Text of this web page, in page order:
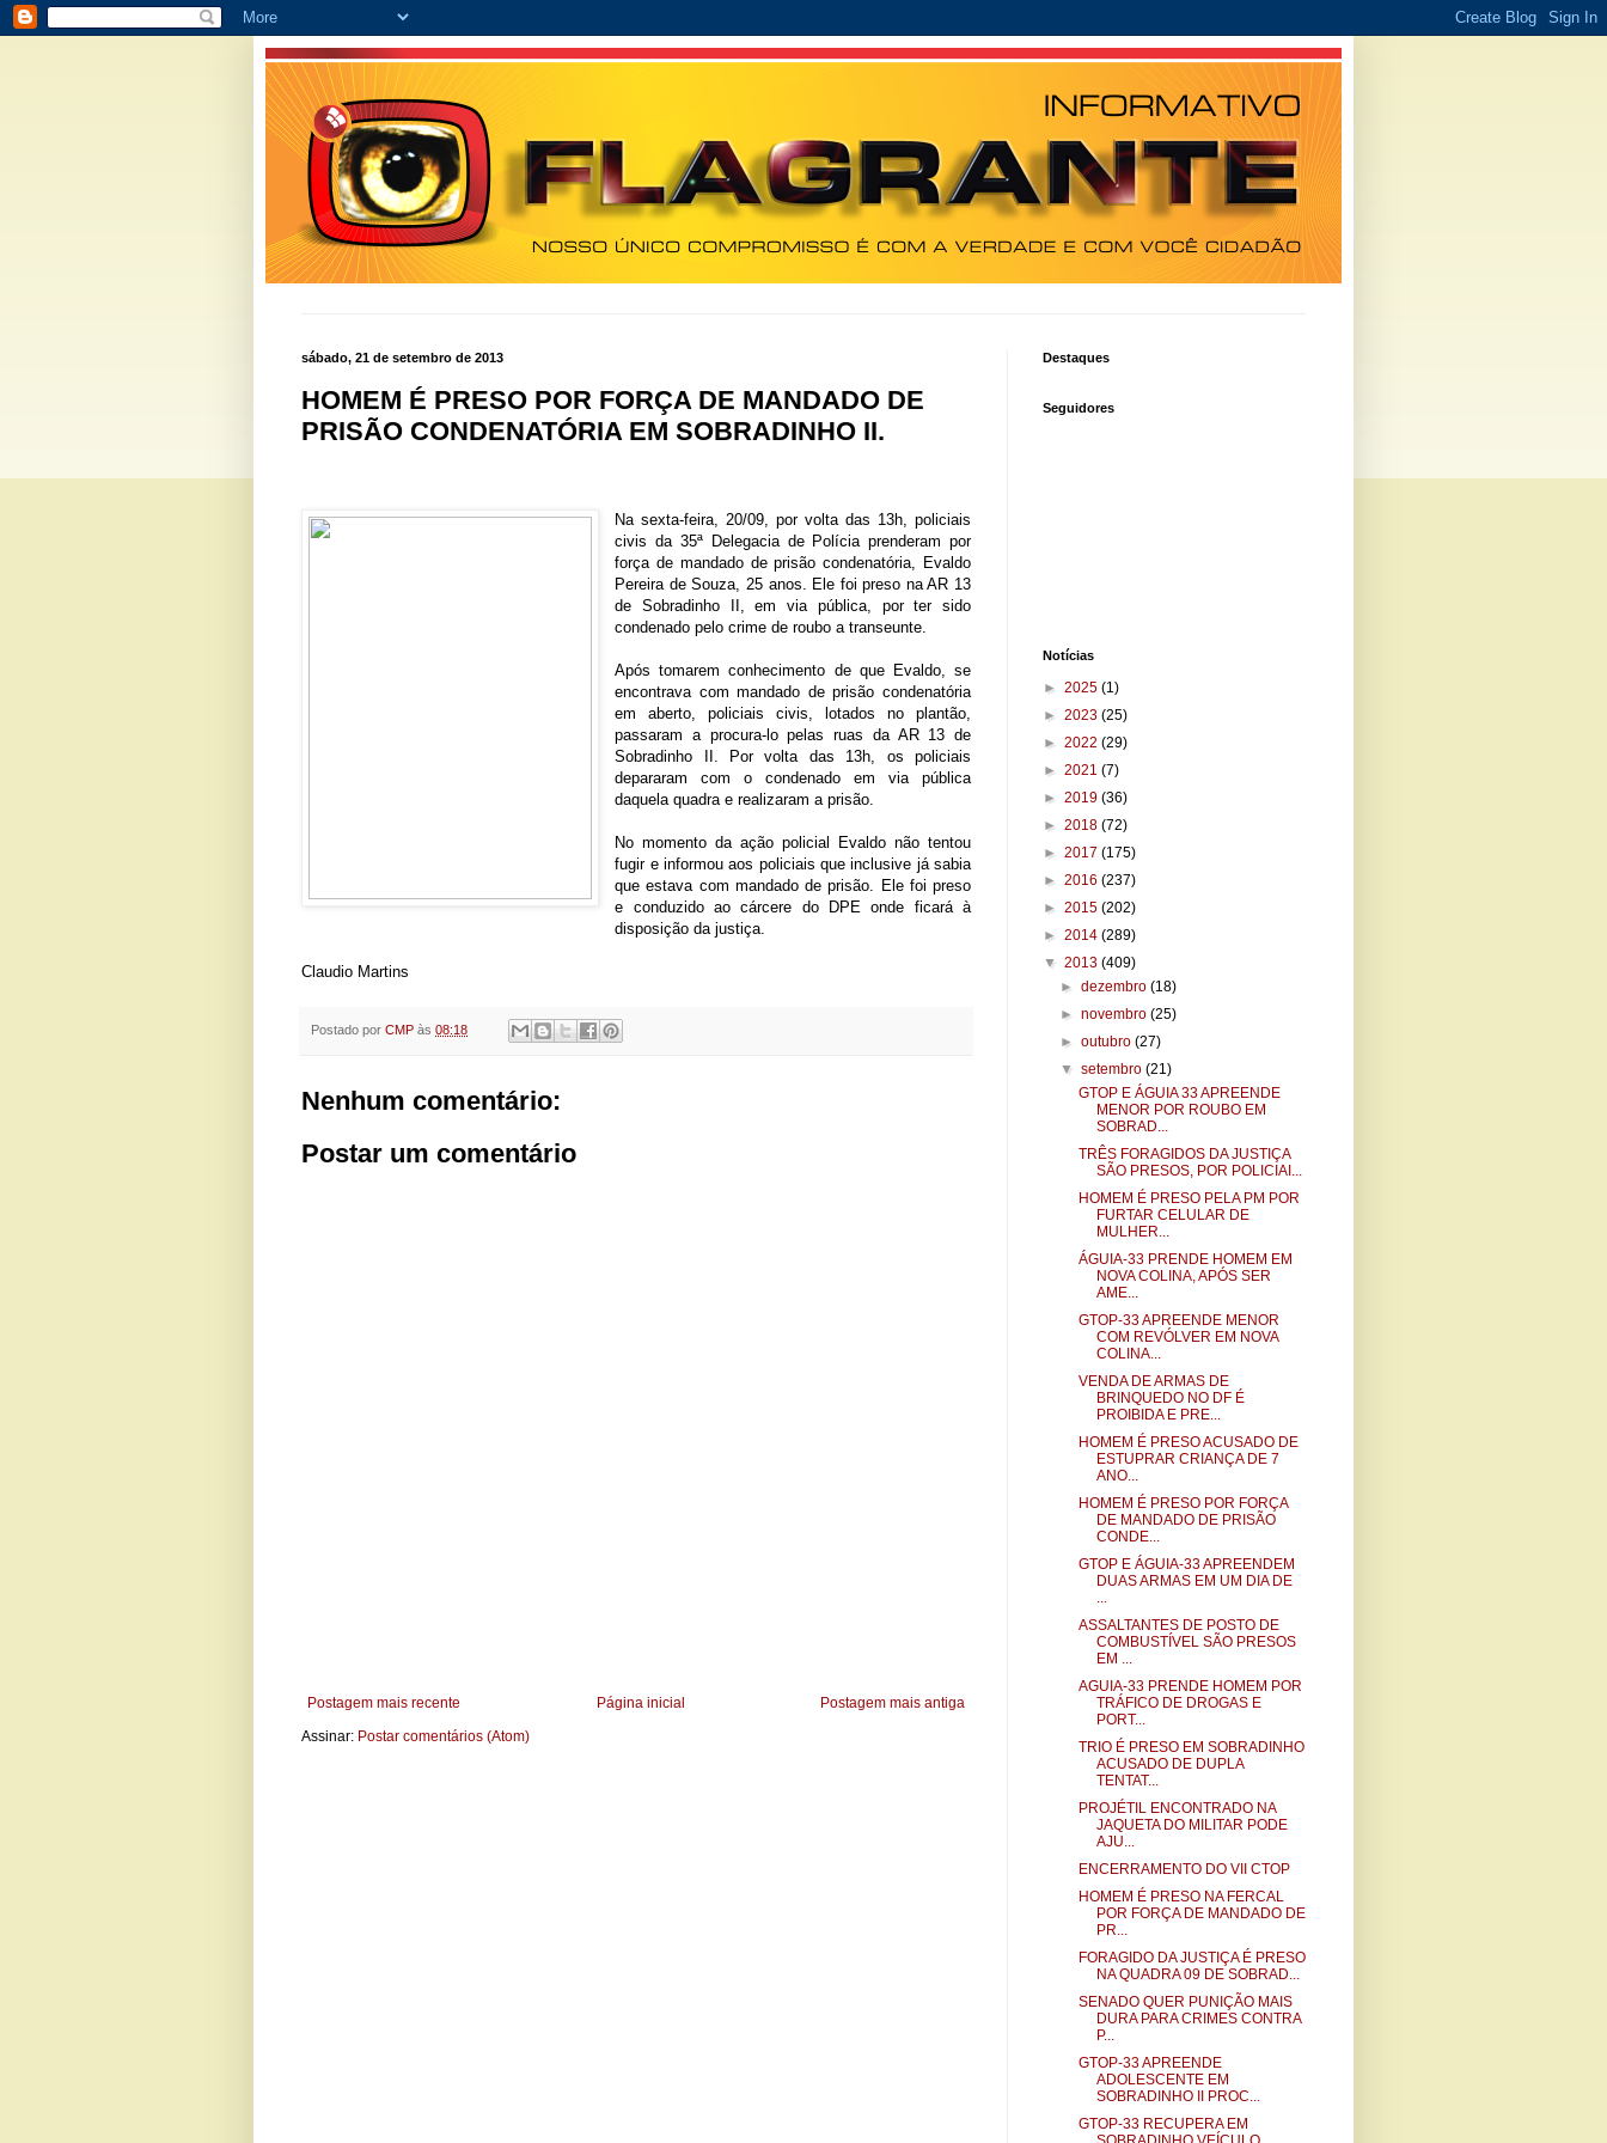
sábado, 21 de setembro de 2013
HOMEM É PRESO POR FORÇA DE MANDADO DE
PRISÃO CONDENATÓRIA EM SOBRADINHO II.
Na sexta-feira, 20/09, por volta das 13h, policiais
civis da 35ª Delegacia de Polícia prenderam por
força de mandado de prisão condenatória, Evaldo
Pereira de Souza, 25 anos. Ele foi preso na AR 13
de Sobradinho II, em via pública, por ter sido
condenado pelo crime de roubo a transeunte.
Após tomarem conhecimento de que Evaldo, se
encontrava com mandado de prisão condenatória
em aberto, policiais civis, lotados no plantão,
passaram a procura-lo pelas ruas da AR 13 de
Sobradinho II. Por volta das 13h, os policiais
depararam com o condenado em via pública
daquela quadra e realizaram a prisão.
No momento da ação policial Evaldo não tentou
fugir e informou aos policiais que inclusive já sabia
que estava com mandado de prisão. Ele foi preso
e conduzido ao cárcere do DPE onde ficará à
disposição da justiça.
Claudio Martins
Postado por CMP às 08:18
Nenhum comentário:
Postar um comentário
Postagem mais recente Postagem mais antiga
Página inicial
Assinar: Postar comentários (Atom)
Destaques
Seguidores
Notícias
► 2025 (1)
► 2023 (25)
► 2022 (29)
► 2021 (7)
► 2019 (36)
► 2018 (72)
► 2017 (175)
► 2016 (237)
► 2015 (202)
► 2014 (289)
▼ 2013 (409)
►dezembro(18)
►novembro(25)
►outubro(27)
▼setembro(21)
GTOP E ÁGUIA 33 APREENDE
MENOR POR ROUBO EM
SOBRAD...
TRÊS FORAGIDOS DA JUSTIÇA
SÃO PRESOS, POR POLICIAI...
HOMEM É PRESO PELA PM POR
FURTAR CELULAR DE
MULHER...
ÁGUIA-33 PRENDE HOMEM EM
NOVA COLINA, APÓS SER
AME...
GTOP-33 APREENDE MENOR
COM REVÓLVER EM NOVA
COLINA...
VENDA DE ARMAS DE
BRINQUEDO NO DF É
PROIBIDA E PRE...
HOMEM É PRESO ACUSADO DE
ESTUPRAR CRIANÇA DE 7
ANO...
HOMEM É PRESO POR FORÇA
DE MANDADO DE PRISÃO
CONDE...
GTOP E ÁGUIA-33 APREENDEM
DUAS ARMAS EM UM DIA DE
...
ASSALTANTES DE POSTO DE
COMBUSTÍVEL SÃO PRESOS
EM ...
AGUIA-33 PRENDE HOMEM POR
TRÁFICO DE DROGAS E
PORT...
TRIO É PRESO EM SOBRADINHO
ACUSADO DE DUPLA
TENTAT...
PROJÉTIL ENCONTRADO NA
JAQUETA DO MILITAR PODE
AJU...
ENCERRAMENTO DO VII CTOP
HOMEM É PRESO NA FERCAL
POR FORÇA DE MANDADO DE
PR...
FORAGIDO DA JUSTIÇA É PRESO
NA QUADRA 09 DE SOBRAD...
SENADO QUER PUNIÇÃO MAIS
DURA PARA CRIMES CONTRA
P...
GTOP-33 APREENDE
ADOLESCENTE EM
SOBRADINHO II PROC...
GTOP-33 RECUPERA EM